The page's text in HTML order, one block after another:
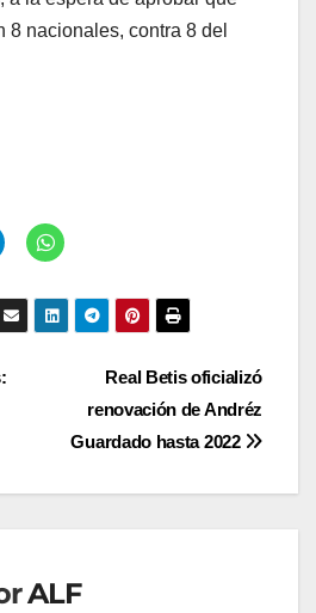
8 nacionales, contra 8 del
Real Betis oficializó
renovación de Andréz
Guardado hasta 2022
ALF